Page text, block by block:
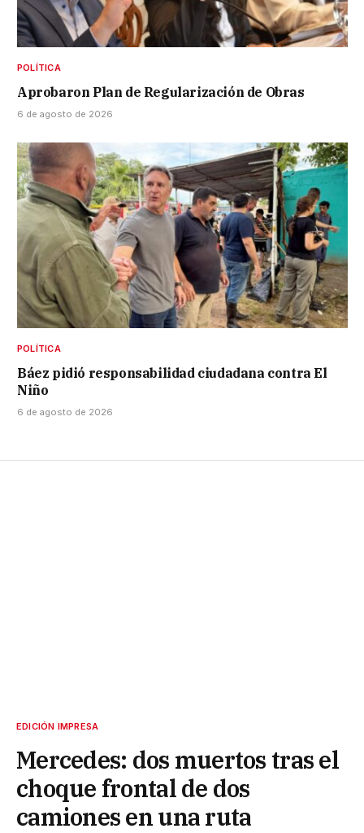
POLÍTICA
Aprobaron Plan de Regularización de Obras
6 de agosto de 2026
POLÍTICA
Báez pidió responsabilidad ciudadana contra El
Niño
6 de agosto de 2026
EDICIÓN IMPRESA
Mercedes: dos muertos tras el
choque frontal de dos
camiones en una ruta